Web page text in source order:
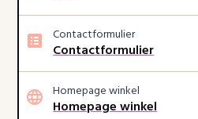
Contactformulier
Contactformulier
Homepage winkel
Homepage winkel